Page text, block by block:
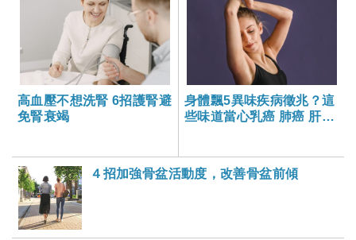
高血壓不想洗腎 6招護腎避
免腎衰竭
身體飄5異味疾病徵兆？這
些味道當心乳癌 肺癌 肝硬
４招加強骨盆活動度，改善骨盆前傾